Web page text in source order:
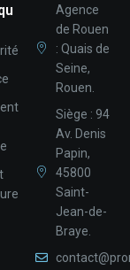
Agence
de Rouen
: Quais de
Seine,
Rouen.
Siège : 94
Av. Denis
Papin,
45800
Saint-
Jean-de-
Braye.